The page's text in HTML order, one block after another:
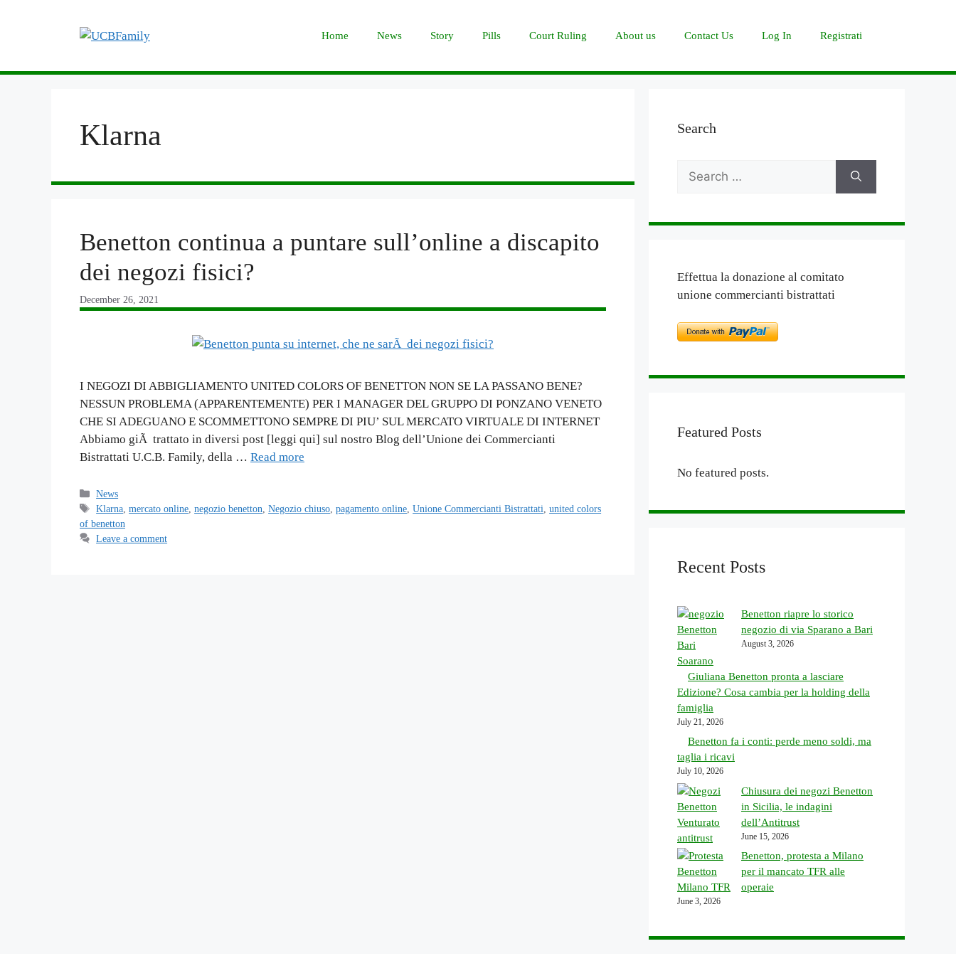
Home News Story Pills Court Ruling About us Contact Us Log In Registrati
Klarna
Benetton continua a puntare sull’online a discapito
dei negozi fisici?
December 26, 2021
I NEGOZI DI ABBIGLIAMENTO UNITED COLORS OF BENETTON NON SE LA PASSANO BENE?
NESSUN PROBLEMA (APPARENTEMENTE) PER I MANAGER DEL GRUPPO DI PONZANO VENETO
CHE SI ADEGUANO E SCOMMETTONO SEMPRE DI PIU’ SUL MERCATO VIRTUALE DI INTERNET
Abbiamo giÃ trattato in diversi post [leggi qui] sul nostro Blog dell’Unione dei Commercianti
Bistrattati U.C.B. Family, della … Read more
Categories
News
Tags
Klarna ,mercato online ,negozio benetton ,Negozio chiuso ,pagamento online ,Unione Commercianti Bistrattati ,united colors
of benetton
Leave a comment
Search
Search
for:
Effettua la donazione al comitato
unione commercianti bistrattati
Featured Posts
No featured posts.
Recent Posts
Benetton riapre lo storico
negozio di via Sparano a Bari
August 3, 2026
Giuliana Benetton pronta a lasciare
Edizione? Cosa cambia per la holding della
famiglia
July 21, 2026
Benetton fa i conti: perde meno soldi, ma
taglia i ricavi
July 10, 2026
Chiusura dei negozi Benetton
in Sicilia, le indagini
dell’Antitrust
June 15, 2026
Benetton, protesta a Milano
per il mancato TFR alle
operaie
June 3, 2026